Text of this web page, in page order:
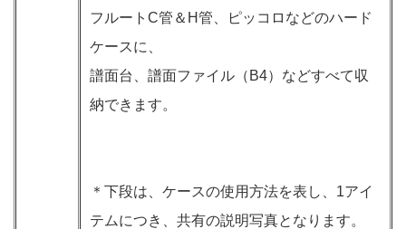
フルートC管＆H管、ピッコロなどのハード
ケースに、
譜面台、譜面ファイル（B4）などすべて収
納できます。
＊下段は、ケースの使用方法を表し、1アイ
テムにつき、共有の説明写真となります。